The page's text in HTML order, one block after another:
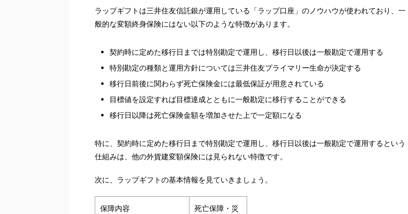
ラップギフトは三井住友信託銀が運用している「ラップ口座」のノウハウが使われており、一
般的な変額終身保険にはない以下のような特徴があります。
契約時に定めた移行日までは特別勘定で運用し、移行日以後は一般勘定で運用する
特別勘定の種類と運用方針については三井住友プライマリー生命が決定する
移行日前後に関わらず死亡保険金には最低保証が用意されている
目標値を設定すれば目標達成とともに一般勘定に移行することができる
移行日以降は死亡保険金額を増加させた上で一定額になる
特に、契約時に定めた移行日まで特別勘定で運用し、移行日以後は一般勘定で運用するという
仕組みは、他の外貨建変額保険には見られない特徴です。
次に、ラップギフトの基本情報を見ていきましょう。
保障内容
死亡保障・災